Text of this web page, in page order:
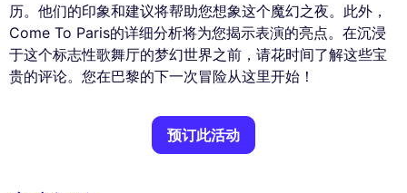
历。他们的印象和建议将帮助您想象这个魔幻之夜。此外，
Come To Paris的详细分析将为您揭示表演的亮点。在沉浸
于这个标志性歌舞厅的梦幻世界之前，请花时间了解这些宝
贵的评论。您在巴黎的下一次冒险从这里开始！
预订此活动